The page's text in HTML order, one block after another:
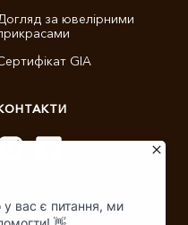
за ювелірними
GIA
(096) 900-11-22